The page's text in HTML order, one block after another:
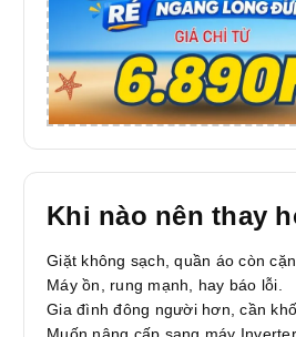
Khi nào nên thay
Giặt không sạch, quần áo còn
Máy ồn, rung mạnh, hay báo lỗi.
Gia đình đông người hơn, cần